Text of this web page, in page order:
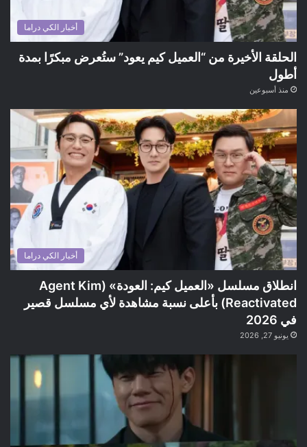
أخبار الكي دراما
الحلقة الأخيرة من “العميل كيم يعود” ستُعرض مبكرًا بمدة
أطول
منذ أسبوعين
أخبار الكي دراما
انطلاق مسلسل «العميل كيم: العودة» (Agent Kim
Reactivated) بأعلى نسبة مشاهدة لأي مسلسل قصير
في 2026
يونيو 27, 2026